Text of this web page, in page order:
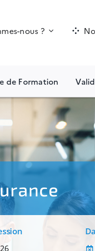
nous ?
de Formation